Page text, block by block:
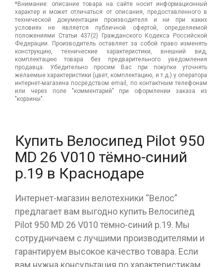
*Внимание: описание товара на сайте носит информационный
характер и может отличаться от описания, предоставленного в
технической документации производителя и ни при каких
условиях не является публичной офертой, определяемой
положениями Статьи 437(2) Гражданского Кодекса Российской
Федерации. Производитель оставляет за собой право изменять
конструкцию, технические характеристики, внешний вид,
комплектацию товара без предварительного уведомления
продавца. Убедительно просим Вас при покупке уточнять
желаемые характеристики (цвет, комплектацию, и т.д.) у оператора
интернет-магазина посредством email, по контактным телефонам
или через поле "комментарий" при оформлении заказа из
"корзины".
Купить Велосипед Pilot 950
MD 26 V010 тёмно-синий
р.19 в Краснодаре
Интернет-магазин велотехники “Велос”
предлагает вам выгодно купить Велосипед
Pilot 950 MD 26 V010 тёмно-синий р.19. Мы
сотрудничаем с лучшими производителями и
гарантируем высокое качество товара. Если
вам нужна консультация по характеристикам,